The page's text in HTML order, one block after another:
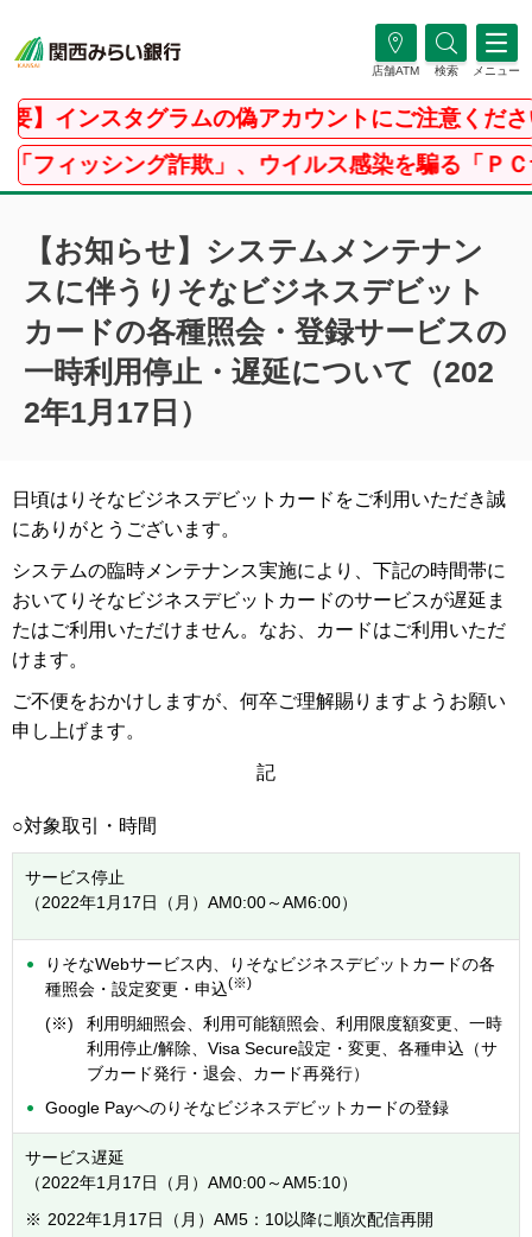
店舗ATM 検索 メニュー
インスタグラムの偽アカウントにご注意ください
ッシング詐欺」、ウイルス感染を騙る「ＰＣサ
【お知らせ】システムメンテナン
スに伴うりそなビジネスデビット
カードの各種照会・登録サービスの
一時利用停止・遅延について（202
2年1月17日）
日頃はりそなビジネスデビットカードをご利用いただき誠
にありがとうございます。
システムの臨時メンテナンス実施により、下記の時間帯に
おいてりそなビジネスデビットカードのサービスが遅延ま
たはご利用いただけません。なお、カードはご利用いただ
けます。
ご不便をおかけしますが、何卒ご理解賜りますようお願い
申し上げます。
記
○対象取引・時間
サービス停止
（2022年1月17日（月）AM0:00～AM6:00）
りそなWebサービス内、りそなビジネスデビットカードの各
種照会・設定変更・申込(※)
(※)
利用明細照会、利用可能額照会、利用限度額変更、一時
利用停止/解除、Visa Secure設定・変更、各種申込（サ
ブカード発行・退会、カード再発行）
Google Payへのりそなビジネスデビットカードの登録
サービス遅延
（2022年1月17日（月）AM0:00～AM5:10）
※ 2022年1月17日（月）AM5：10以降に順次配信再開